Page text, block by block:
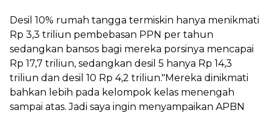
Desil 10% rumah tangga termiskin hanya menikmati
Rp 3,3 triliun pembebasan PPN per tahun
sedangkan bansos bagi mereka porsinya mencapai
Rp 17,7 triliun, sedangkan desil 5 hanya Rp 14,3
triliun dan desil 10 Rp 4,2 triliun."Mereka dinikmati
bahkan lebih pada kelompok kelas menengah
sampai atas. Jadi saya ingin menyampaikan APBN